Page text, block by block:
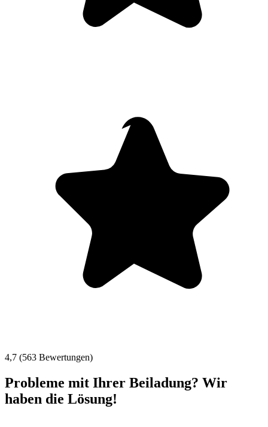
4,7 (563 Bewertungen)
Probleme mit Ihrer Beiladung? Wir
haben die Lösung!